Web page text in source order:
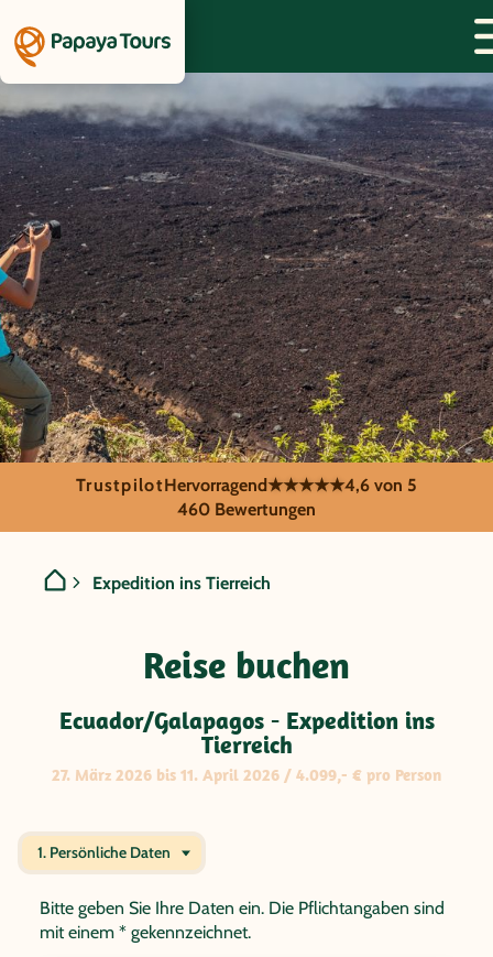
GRUPPENREISE:
Ecuador/Galapagos -
TrustpilotHervorragend★★★★★4,6 von 5
460 Bewertungen
Expedition ins Tierreich
Reise buchen
Ecuador/Galapagos - Expedition ins
Tierreich
27. März 2026 bis 11. April 2026 / 4.099,- € pro Person
1. Persönliche Daten
Bitte geben Sie Ihre Daten ein. Die Pflichtangaben sind
mit einem * gekennzeichnet.